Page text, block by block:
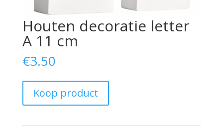
Houten decoratie letter
A 11 cm
€3.50
Koop product